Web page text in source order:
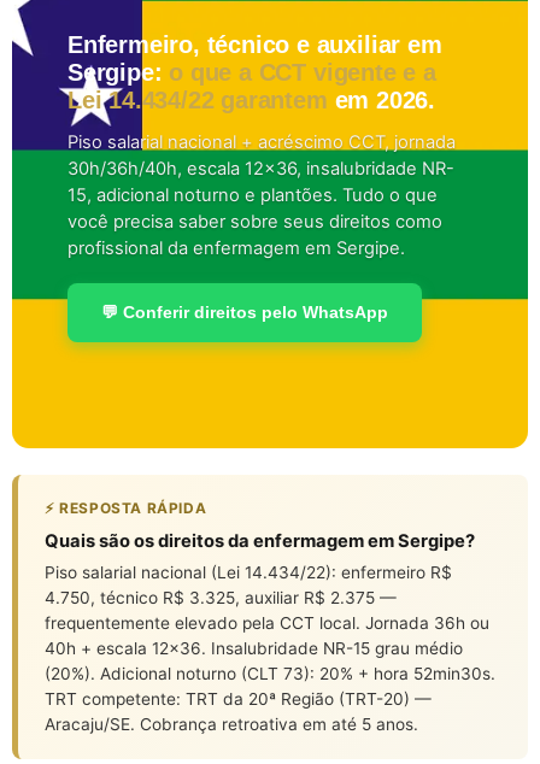
Enfermeiro, técnico e auxiliar em
Sergipe: o que a CCT vigente e a
Lei 14.434/22 garantem em 2026.
Piso salarial nacional + acréscimo CCT, jornada
30h/36h/40h, escala 12×36, insalubridade NR-
15, adicional noturno e plantões. Tudo o que
você precisa saber sobre seus direitos como
profissional da enfermagem em Sergipe.
💬 Conferir direitos pelo WhatsApp
⚡ RESPOSTA RÁPIDA
Quais são os direitos da enfermagem em Sergipe?
Piso salarial nacional (Lei 14.434/22): enfermeiro R$
4.750, técnico R$ 3.325, auxiliar R$ 2.375 —
frequentemente elevado pela CCT local. Jornada 36h ou
40h + escala 12×36. Insalubridade NR-15 grau médio
(20%). Adicional noturno (CLT 73): 20% + hora 52min30s.
TRT competente: TRT da 20ª Região (TRT-20) —
Aracaju/SE. Cobrança retroativa em até 5 anos.